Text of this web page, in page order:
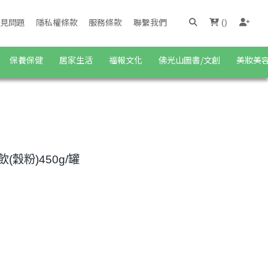
問題 隱私權條款 服務條款 聯繫我們 ()
保養保健 居家生活 福報文化 佛光山圖書/文創 美妝美
(穀粉)450g/罐